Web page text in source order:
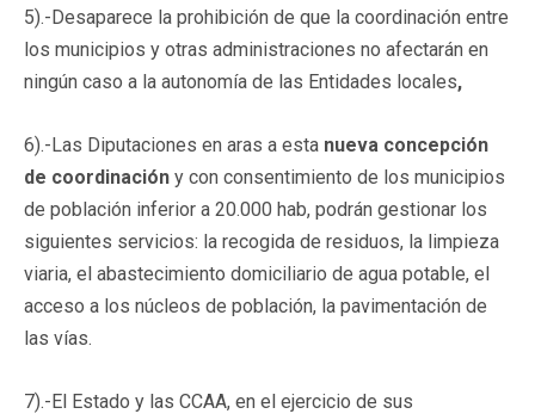
5).-Desaparece la prohibición de que la coordinación entre
los municipios y otras administraciones no afectarán en
ningún caso a la autonomía de las Entidades locales,
6).-Las Diputaciones en aras a esta nueva concepción
de coordinación y con consentimiento de los municipios
de población inferior a 20.000 hab, podrán gestionar los
siguientes servicios: la recogida de residuos, la limpieza
viaria, el abastecimiento domiciliario de agua potable, el
acceso a los núcleos de población, la pavimentación de
las vías.
7).-El Estado y las CCAA, en el ejercicio de sus